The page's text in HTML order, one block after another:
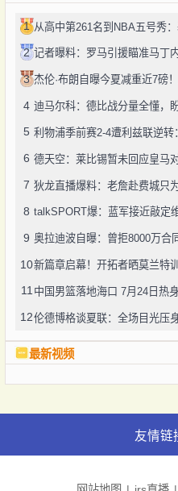
1 从高中第261名到NBA五号秀
2 记者曝料：罗马引援瞄准马丁
3
4 迪马尔科：德比战分量全懂，
5
6
7
8 talkSPORT爆：蓝军接近敲定
9
10
11 中国男篮落地海口 7月24日热
12伦德博格谈夏联：全场目光压
最新视频
友情链